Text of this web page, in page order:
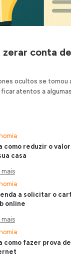
zerar conta
ocultos se tornou
atentos a
como reduzir o
casa
mais
a solicitar o
online
mais
como fazer prova